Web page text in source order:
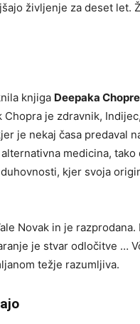
življenje za deset let.
knjiga Deepaka Chopre
Chopra je zdravnik,
je nekaj časa predaval
medicina,
kjer svoja
Novak in je
je stvar odločitve …
težje razumljiva.